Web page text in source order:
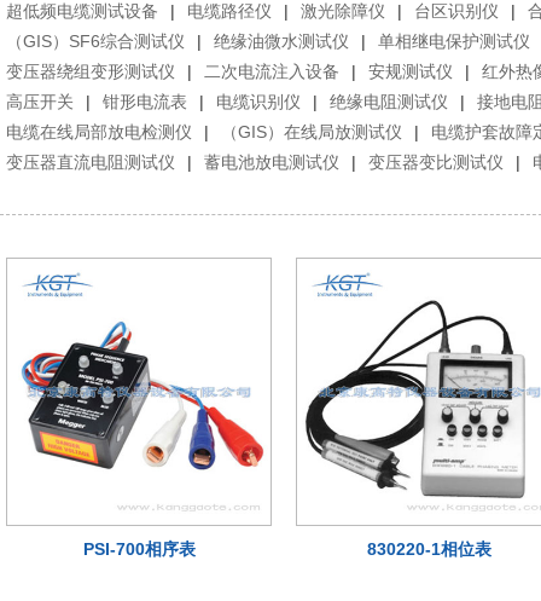
超低频电缆测试设备
| 电缆路径仪 | 激光除障仪 | 台区识别仪 |
（GIS）SF6综合测试仪
| 绝缘油微水测试仪 |
单相继电保护测试仪
变压器绕组变形测试仪
| 二次电流注入设备 | 安规测试仪 |
红外热
高压开关
| 钳形电流表 | 电缆识别仪 | 绝缘电阻测试仪 |
接地电
电缆在线局部放电检测仪
| （GIS）在线局放测试仪 |
电缆护套故障
变压器直流电阻测试仪
| 蓄电池放电测试仪 | 变压器变比测试仪 |
PSI-700相序表 830220-1相位表